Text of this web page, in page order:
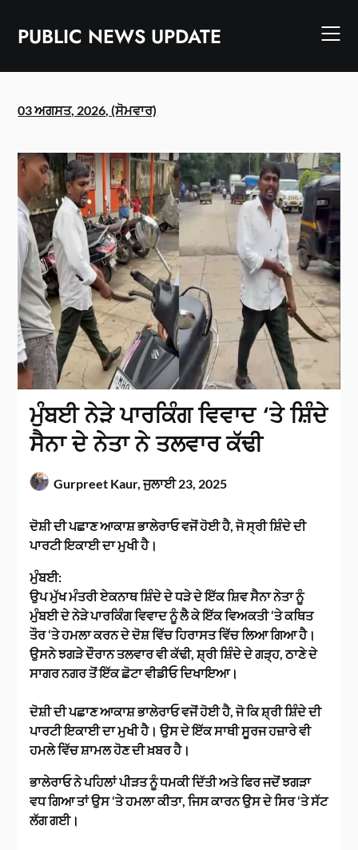
contentPUBLIC NEWS UPDATE
03 ਅਗਸਤ, 2026, (ਸੋਮਵਾਰ)
ਮੁੰਬਈ ਨੇੜੇ ਪਾਰਕਿੰਗ ਵਿਵਾਦ ‘ਤੇ ਸ਼ਿੰਦੇ
ਸੈਨਾ ਦੇ ਨੇਤਾ ਨੇ ਤਲਵਾਰ ਕੱਢੀ
Gurpreet Kaur,ਜੁਲਾਈ 23, 2025
ਦੋਸ਼ੀ ਦੀ ਪਛਾਣ ਆਕਾਸ਼ ਭਾਲੇਰਾਓ ਵਜੋਂ ਹੋਈ ਹੈ, ਜੋ ਸ੍ਰੀ ਸ਼ਿੰਦੇ ਦੀ
ਪਾਰਟੀ ਇਕਾਈ ਦਾ ਮੁਖੀ ਹੈ।
ਮੁੰਬਈ:
ਉਪ ਮੁੱਖ ਮੰਤਰੀ ਏਕਨਾਥ ਸ਼ਿੰਦੇ ਦੇ ਧੜੇ ਦੇ ਇੱਕ ਸ਼ਿਵ ਸੈਨਾ ਨੇਤਾ ਨੂੰ
ਮੁੰਬਈ ਦੇ ਨੇੜੇ ਪਾਰਕਿੰਗ ਵਿਵਾਦ ਨੂੰ ਲੈ ਕੇ ਇੱਕ ਵਿਅਕਤੀ ‘ਤੇ ਕਥਿਤ
ਤੌਰ ‘ਤੇ ਹਮਲਾ ਕਰਨ ਦੇ ਦੋਸ਼ ਵਿੱਚ ਹਿਰਾਸਤ ਵਿੱਚ ਲਿਆ ਗਿਆ ਹੈ।
ਉਸਨੇ ਝਗੜੇ ਦੌਰਾਨ ਤਲਵਾਰ ਵੀ ਕੱਢੀ, ਸ਼੍ਰੀ ਸ਼ਿੰਦੇ ਦੇ ਗੜ੍ਹ, ਠਾਣੇ ਦੇ
ਸਾਗਰ ਨਗਰ ਤੋਂ ਇੱਕ ਛੋਟਾ ਵੀਡੀਓ ਦਿਖਾਇਆ।
ਦੋਸ਼ੀ ਦੀ ਪਛਾਣ ਆਕਾਸ਼ ਭਾਲੇਰਾਓ ਵਜੋਂ ਹੋਈ ਹੈ, ਜੋ ਕਿ ਸ਼੍ਰੀ ਸ਼ਿੰਦੇ ਦੀ
ਪਾਰਟੀ ਇਕਾਈ ਦਾ ਮੁਖੀ ਹੈ। ਉਸ ਦੇ ਇੱਕ ਸਾਥੀ ਸੂਰਜ ਹਜ਼ਾਰੇ ਵੀ
ਹਮਲੇ ਵਿੱਚ ਸ਼ਾਮਲ ਹੋਣ ਦੀ ਖ਼ਬਰ ਹੈ।
ਭਾਲੇਰਾਓ ਨੇ ਪਹਿਲਾਂ ਪੀੜਤ ਨੂੰ ਧਮਕੀ ਦਿੱਤੀ ਅਤੇ ਫਿਰ ਜਦੋਂ ਝਗੜਾ
ਵਧ ਗਿਆ ਤਾਂ ਉਸ ‘ਤੇ ਹਮਲਾ ਕੀਤਾ, ਜਿਸ ਕਾਰਨ ਉਸ ਦੇ ਸਿਰ ‘ਤੇ ਸੱਟ
ਲੱਗ ਗਈ।